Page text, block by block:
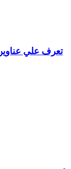
تعرف علي